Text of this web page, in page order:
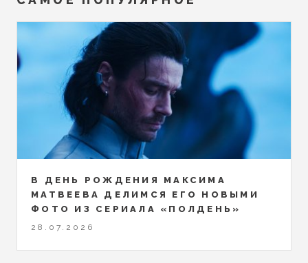
В ДЕНЬ РОЖДЕНИЯ МАКСИМА
МАТВЕЕВА ДЕЛИМСЯ ЕГО НОВЫМИ
ФОТО ИЗ СЕРИАЛА «ПОЛДЕНЬ»
28.07.2026